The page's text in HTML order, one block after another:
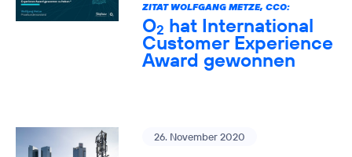
ZITAT WOLFGANG METZE, CCO:
O2 hat International
Customer Experience
Award gewonnen
26. November 2020